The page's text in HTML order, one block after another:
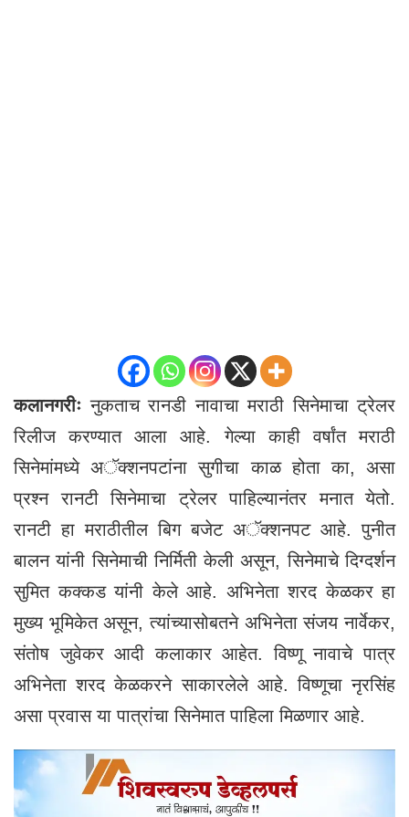
कलानगरीः नुकताच रानडी नावाचा मराठी सिनेमाचा ट्रेलर
रिलीज करण्यात आला आहे. गेल्या काही वर्षांत मराठी
सिनेमांमध्ये अॅक्शनपटांना सुगीचा काळ होता का, असा
प्रश्न रानटी सिनेमाचा ट्रेलर पाहिल्यानंतर मनात येतो.
रानटी हा मराठीतील बिग बजेट अॅक्शनपट आहे. पुनीत
बालन यांनी सिनेमाची निर्मिती केली असून, सिनेमाचे दिग्दर्शन
सुमित कक्कड यांनी केले आहे. अभिनेता शरद केळकर हा
मुख्य भूमिकेत असून, त्यांच्यासोबतने अभिनेता संजय नार्वेकर,
संतोष जुवेकर आदी कलाकार आहेत. विष्णू नावाचे पात्र
अभिनेता शरद केळकरने साकारलेले आहे. विष्णूचा नृरसिंह
असा प्रवास या पात्रांचा सिनेमात पाहिला मिळणार आहे.